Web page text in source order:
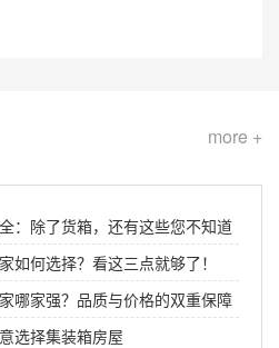
more +
：除了货箱，还有这些您不知道
如何选择？看这三点就够了！
哪家强？品质与价格的双重保障
选择集装箱房屋